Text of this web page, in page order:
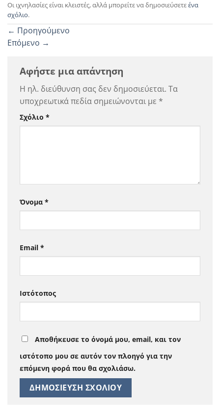
Οι ιχνηλασίες είναι κλειστές, αλλά μπορείτε να δημοσιεύσετεένα
σχόλιο.
← Προηγούμενο
Επόμενο →
Αφήστε μια απάντηση
Η ηλ. διεύθυνση σας δεν δημοσιεύεται. Τα
υποχρεωτικά πεδία σημειώνονται με *
Σχόλιο *
Όνομα *
Email *
Ιστότοπος
Αποθήκευσε το όνομά μου, email, και τον
ιστότοπο μου σε αυτόν τον πλοηγό για την
επόμενη φορά που θα σχολιάσω.